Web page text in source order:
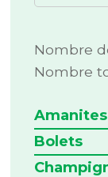
Nombre
Nombre
Amanites
Bolets